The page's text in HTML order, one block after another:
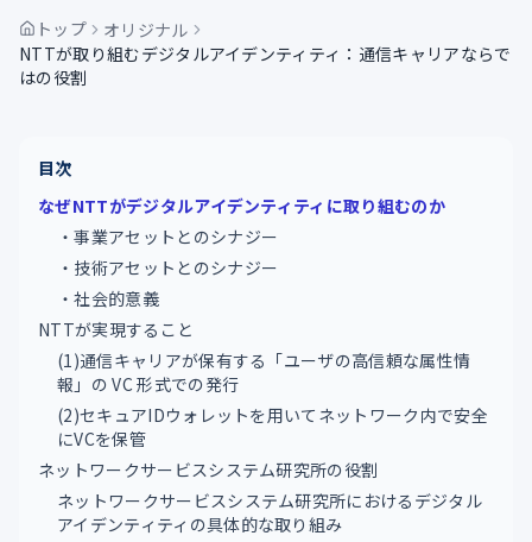
トップ
オリジナル
NTTが取り組むデジタルアイデンティティ：通信キャリアならで
はの役割
目次
なぜNTTがデジタルアイデンティティに取り組むのか
・事業アセットとのシナジー
・技術アセットとのシナジー
・社会的意義
NTTが実現すること
(1)通信キャリアが保有する「ユーザの高信頼な属性情
報」の VC 形式での発行
(2)セキュアIDウォレットを用いてネットワーク内で安全
にVCを保管
ネットワークサービスシステム研究所の役割
ネットワークサービスシステム研究所におけるデジタル
アイデンティティの具体的な取り組み